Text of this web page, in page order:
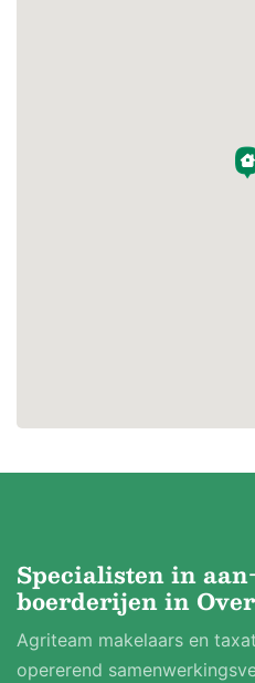
Specialisten in
boerderijen in
Agriteam makelaars en
opererend